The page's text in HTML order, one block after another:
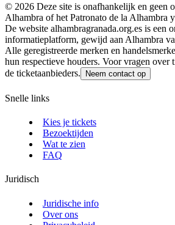
© 2026 Deze site is onafhankelijk en geen
Alhambra of het Patronato de la Alhambra
De website alhambragranada.org.es is een
informatieplatform, gewijd aan Alhambra
Alle geregistreerde merken en
hun respectieve houders. Voor vragen over
de ticketaanbieders.
Neem contact op
Snelle links
Kies je tickets
Bezoektijden
Wat te zien
FAQ
Juridisch
Juridische info
Over ons